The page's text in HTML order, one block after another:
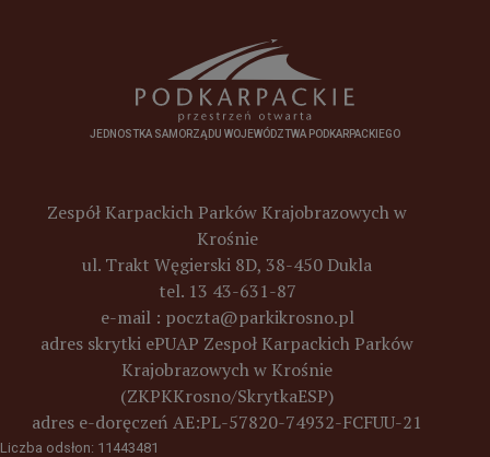
JEDNOSTKA SAMORZĄDU WOJEWÓDZTWA PODKARPACKIEGO
Zespół Karpackich Parków Krajobrazowych w
Krośnie
ul. Trakt Węgierski 8D, 38-450 Dukla
tel. 13 43-631-87
e-mail : poczta@parkikrosno.pl
adres skrytki ePUAP Zespoł Karpackich Parków
Krajobrazowych w Krośnie
(ZKPKKrosno/SkrytkaESP)
adres e-doręczeń AE:PL-57820-74932-FCFUU-21
Liczba odsłon: 11443481